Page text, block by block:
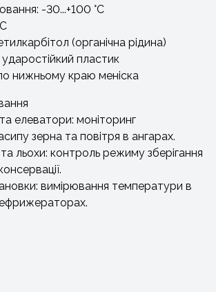
-30...+100 °C
(органічна рідина)
пластик
нижньому краю меніска
елеватори: моніторинг
зерна та повітря в ангарах.
льохи: контроль режиму зберігання
вимірювання температури в